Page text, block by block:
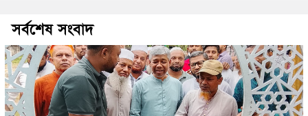
সর্বশেষ সংবাদ